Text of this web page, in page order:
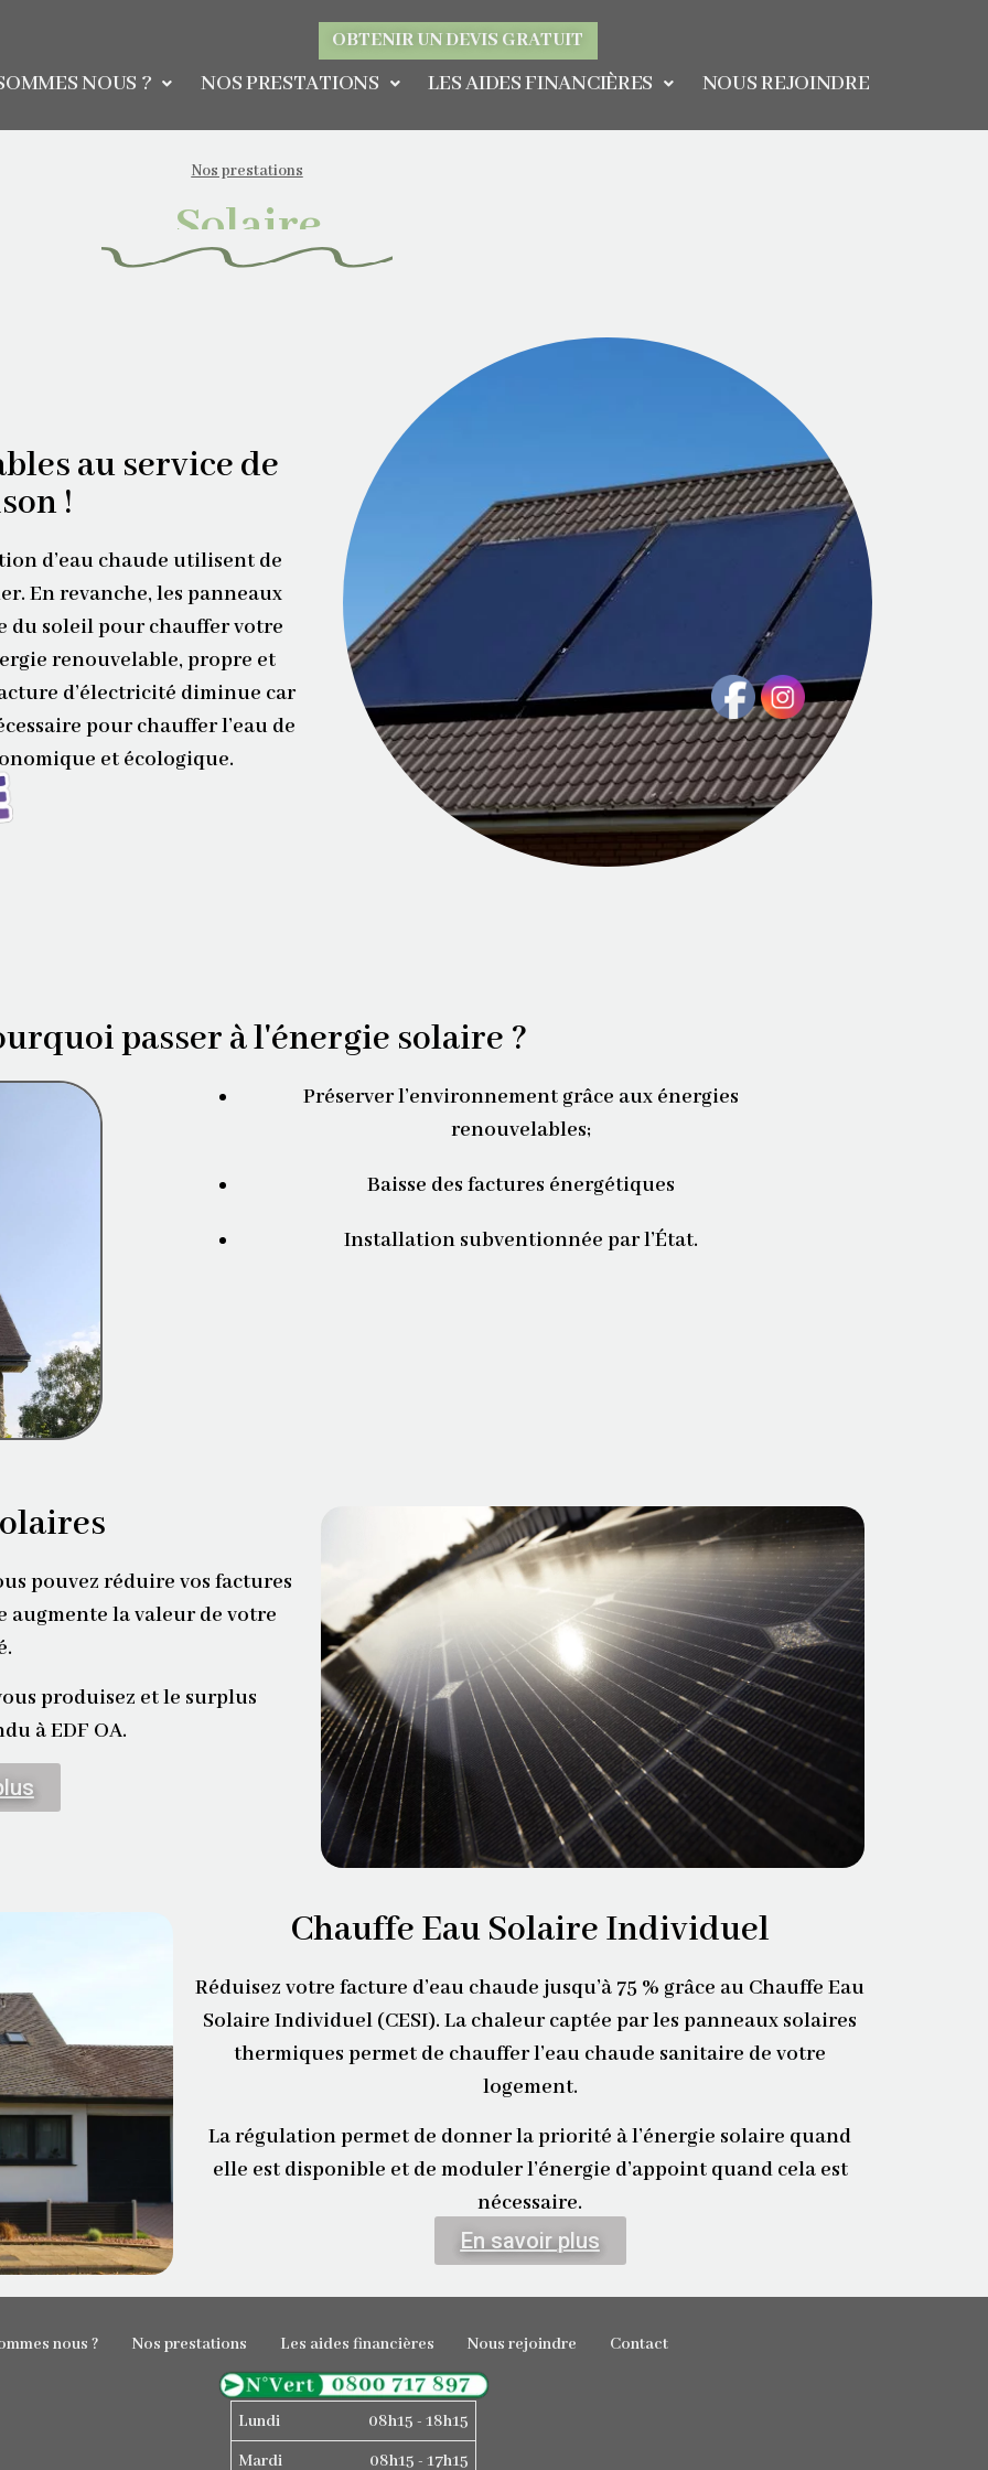
OBTENIR UN DEVIS GRATUIT
NOUS ? NOS PRESTATIONS LES AIDES FINANCIÈRES NOUS REJOINDRE
Nos prestations
Solaire
au service de
!
d’eau chaude utilisent de
En revanche, les panneaux
du soleil pour chauffer votre
renouvelable, propre et
d’électricité diminue car
pour chauffer l’eau de
et écologique.
passer à l'énergie solaire ?
Préserver l’environnement grâce aux énergies
renouvelables;
Baisse des factures énergétiques
Installation subventionnée par l’État.
pouvez réduire vos factures
augmente la valeur de votre
produisez et le surplus
à EDF OA.
Chauffe Eau Solaire Individuel
Réduisez votre facture d’eau chaude jusqu’à 75 % grâce au Chauffe Eau
Solaire Individuel (CESI). La chaleur captée par les panneaux solaires
thermiques permet de chaufferl’eau chaude sanitaire de votre
logement.
La régulation permet de donner la priorité à l’énergie solaire quand
elle est disponible et de moduler l’énergie d’appoint quand cela est
nécessaire.
En savoir plus
nous ? Nos prestations Les aides financières Nous rejoindre Contact
Lundi
08h15 - 18h15
Mardi
08h15 - 17h15